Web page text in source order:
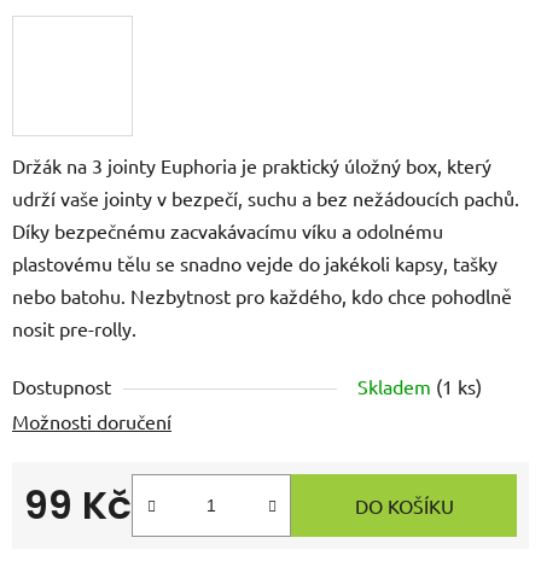
Držák na 3 jointy Euphoria je praktický úložný box, který
udrží vaše jointy v bezpečí, suchu a bez nežádoucích pachů.
Díky bezpečnému zacvakávacímu víku a odolnému
plastovému tělu se snadno vejde do jakékoli kapsy, tašky
nebo batohu. Nezbytnost pro každého, kdo chce pohodlně
nosit pre-rolly.
Dostupnost Skladem (1 ks)
Možnosti doručení
99 Kč DO KOŠÍKU